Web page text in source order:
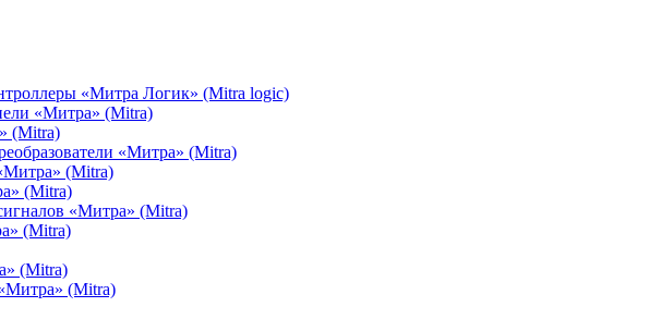
«Митра Логик» (Mitra logic)
«Митра» (Mitra)
(Mitra)
«Митра» (Mitra)
(Mitra)
(Mitra)
«Митра» (Mitra)
(Mitra)
(Mitra)
(Mitra)